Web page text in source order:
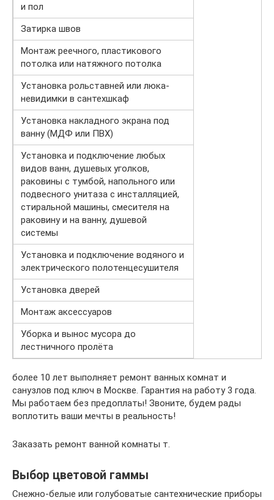
и пол
Затирка швов
Монтаж реечного, пластикового
потолка или натяжного потолка
Установка рольставней или люка-
невидимки в сантехшкаф
Установка накладного экрана под
ванну (МДФ или ПВХ)
Установка и подключение любых
видов ванн, душевых уголков,
раковины с тумбой, напольного или
подвесного унитаза с инсталляцией,
стиральной машины, смесителя на
раковину и на ванну, душевой
системы
Установка и подключение водяного и
электрического полотенцесушителя
Установка дверей
Монтаж аксессуаров
Уборка и вынос мусора до
лестничного пролёта
более 10 лет выполняет ремонт ванных комнат и
санузлов под ключ в Москве. Гарантия на работу 3 года.
Мы работаем без предоплаты! Звоните, будем рады
воплотить ваши мечты в реальность!
Заказать ремонт ванной комнаты т.
Выбор цветовой гаммы
Снежно-белые или голубоватые сантехнические приборы